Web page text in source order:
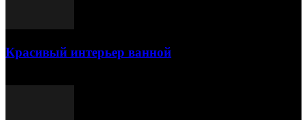
Красивый интерьер ванной